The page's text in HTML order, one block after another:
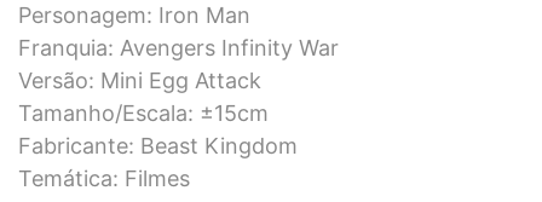
Personagem: Iron Man
Franquia: Avengers Infinity War
Versão: Mini Egg Attack
Tamanho/Escala: ±15cm
Fabricante: Beast Kingdom
Temática: Filmes